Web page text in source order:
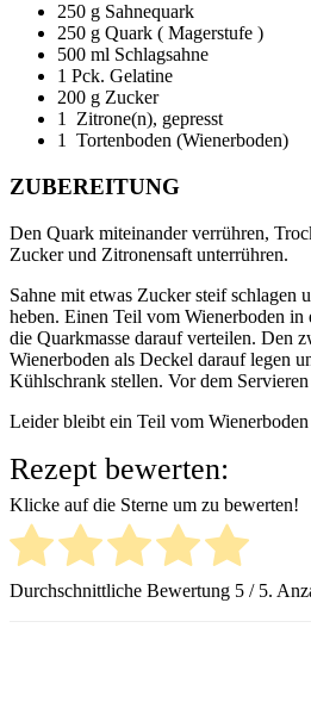
250 g Sahnequark
250 g Quark ( Magerstufe )
500 ml Schlagsahne
1 Pck. Gelatine
200 g Zucker
1 Zitrone(n), gepresst
1 Tortenboden (Wienerboden)
ZUBEREITUNG
Den Quark miteinander verrühren,
Zucker und Zitronensaft unterrühren.
Sahne mit etwas Zucker steif schlagen
heben. Einen Teil vom Wienerboden
die Quarkmasse darauf verteilen. Den
Wienerboden als Deckel darauf legen
Kühlschrank stellen. Vor dem
Leider bleibt ein Teil vom
Rezept bewerten:
Klicke auf die Sterne um zu bewerten!
Durchschnittliche Bewertung 5 / 5.